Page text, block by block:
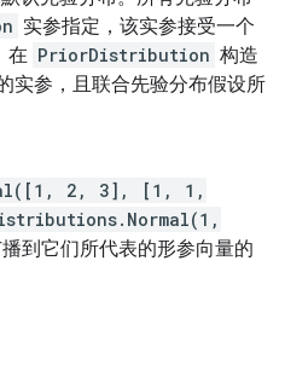
实参指定，该实参接受一个
在 PriorDistribution 构造
实参，且联合先验分布假设所
2, 3], [1, 1,
到它们所代表的形参向量的